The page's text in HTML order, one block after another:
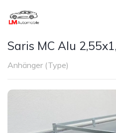
Saris MC Alu
Anhänger (Type)